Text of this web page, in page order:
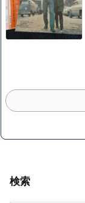
検索